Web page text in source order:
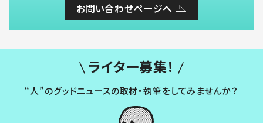
お問い合わせページへ
ライター募集！
“人”のグッドニュースの取材・執筆をしてみませんか？